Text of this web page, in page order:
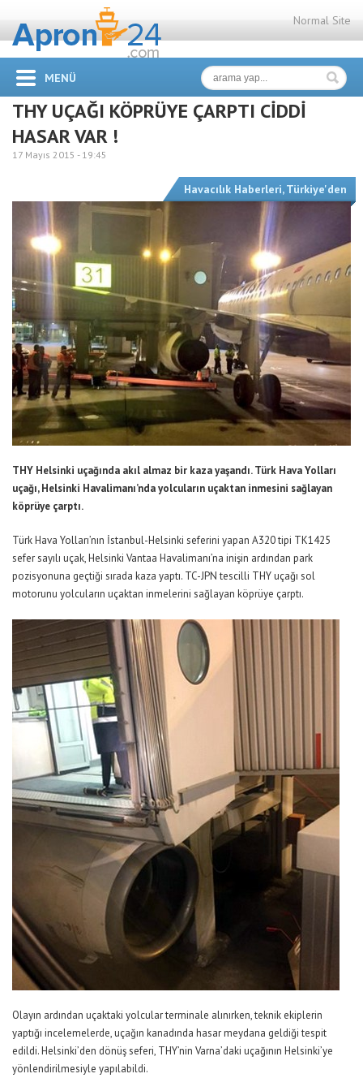
Normal Site
MENÜ
THY UÇAĞI KÖPRÜYE ÇARPTI CİDDİ
HASAR VAR !
17 Mayıs 2015 - 19:45
Havacılık Haberleri,Türkiye'den
THY Helsinki uçağında akıl almaz bir kaza yaşandı. Türk Hava Yolları
uçağı, Helsinki Havalimanı’nda yolcuların uçaktan inmesini sağlayan
köprüye çarptı.
Türk Hava Yolları’nın İstanbul-Helsinki seferini yapan A320 tipi TK1425
sefer sayılı uçak, Helsinki Vantaa Havalimanı’na inişin ardından park
pozisyonuna geçtiği sırada kaza yaptı. TC-JPN tescilli THY uçağı sol
motorunu yolcuların uçaktan inmelerini sağlayan köprüye çarptı.
Olayın ardından uçaktaki yolcular terminale alınırken, teknik ekiplerin
yaptığı incelemelerde, uçağın kanadında hasar meydana geldiği tespit
edildi. Helsinki’den dönüş seferi, THY’nin Varna’daki uçağının Helsinki’ye
yönlendirilmesiyle yapılabildi.